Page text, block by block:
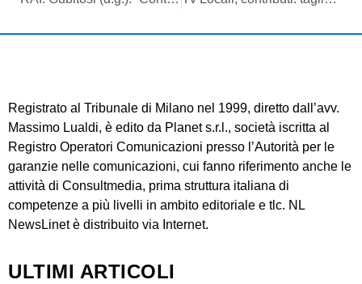
Registrato al Tribunale di Milano nel 1999, diretto dall’avv.
Massimo Lualdi, è edito da Planet s.r.l., società iscritta al
Registro Operatori Comunicazioni presso l’Autorità per le
garanzie nelle comunicazioni, cui fanno riferimento anche le
attività di Consultmedia, prima struttura italiana di
competenze a più livelli in ambito editoriale e tlc. NL
NewsLinet è distribuito via Internet.
ULTIMI ARTICOLI